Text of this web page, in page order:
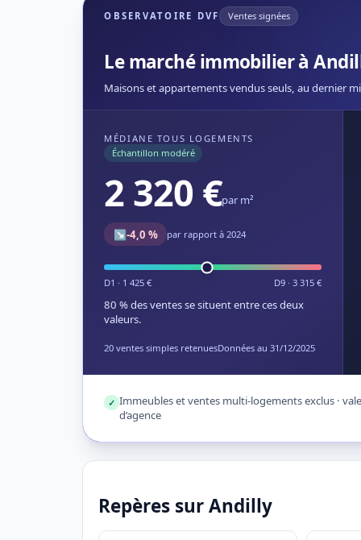
OBSERVATOIRE DVF Ventes signées
Le marché immobilier à
Maisons et appartements vendus seuls, au dernier
MÉDIANE TOUS LOGEMENTS
Échantillon modéré
2 320 €par m²
↘-4,0 % par rapport à 2024
D1 · 1 425 € D9 · 3 315 €
80 % des ventes se situent entre ces deux
valeurs.
20 ventes simples retenuesDonnées au 31/12/2025
✓ Immeubles et ventes multi-logements exclus ·
d’agence
Repères sur Andilly